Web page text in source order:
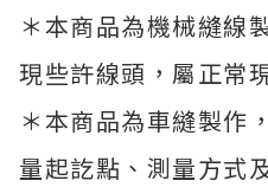
＊本商品為機械縫線
現些許線頭，屬正常
＊本商品為車縫製作
量起訖點、測量方式